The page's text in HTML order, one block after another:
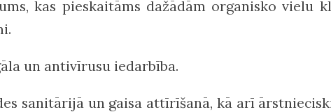
kas pieskaitāms dažādām organisko vielu
un antivīrusu iedarbība.
sanitārijā un gaisa attīrīšanā, kā arī